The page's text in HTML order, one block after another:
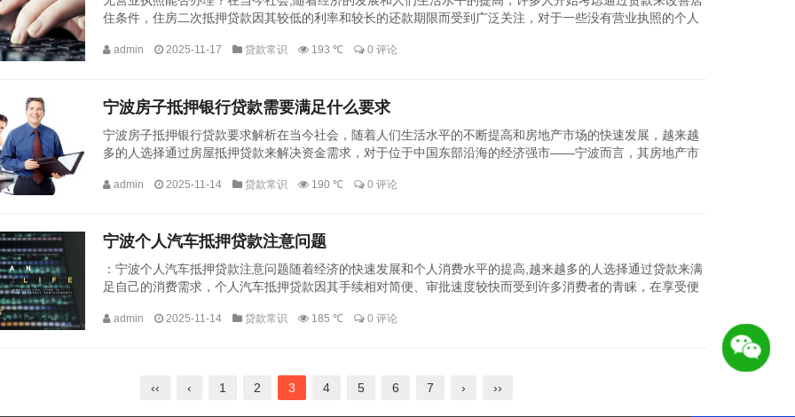
住条件，住房二次抵押贷款因其较低的利率和较长的还款期限而受到广泛关注，对于一些没有营业执照的个人
admin 2025-11-17 贷款常识 193 ℃ 0 评论
宁波房子抵押银行贷款需要满足什么要求
宁波房子抵押银行贷款要求解析在当今社会，随着人们生活水平的不断提高和房地产市场的快速发展，越来越
多的人选择通过房屋抵押贷款来解决资金需求，对于位于中国东部沿海的经济强市——宁波而言，其房地产市
admin 2025-11-14 贷款常识 190 ℃ 0 评论
宁波个人汽车抵押贷款注意问题
：宁波个人汽车抵押贷款注意问题随着经济的快速发展和个人消费水平的提高,越来越多的人选择通过贷款来满
足自己的消费需求，个人汽车抵押贷款因其手续相对简便、审批速度较快而受到许多消费者的青睐，在享受便
admin 2025-11-14 贷款常识 185 ℃ 0 评论 查看详细
‹‹ ‹ 1 2 3 4 5 6 7 › ››